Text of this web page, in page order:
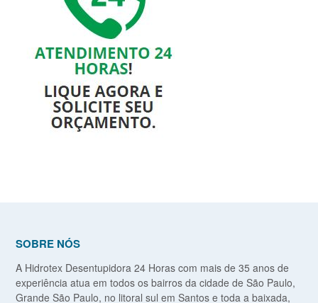
SOBRE NÓS
A Hidrotex Desentupidora 24 Horas com mais de 35 anos de
experiência atua em todos os bairros da cidade de São Paulo,
Grande São Paulo, no litoral sul em Santos e toda a baixada,